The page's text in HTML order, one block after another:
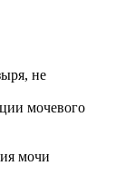
не
мочевого
мочи